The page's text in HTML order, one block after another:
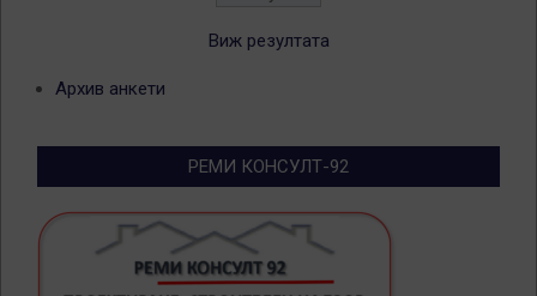
Виж резултата
Архив анкети
РЕМИ КОНСУЛТ-92